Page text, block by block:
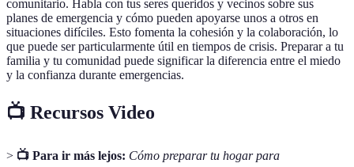
comunitario. Habla con tus seres queridos y vecinos sobre sus
planes de emergencia y cómo pueden apoyarse unos a otros en
situaciones difíciles. Esto fomenta la cohesión y la colaboración, lo
que puede ser particularmente útil en tiempos de crisis. Preparar a tu
familia y tu comunidad puede significar la diferencia entre el miedo
y la confianza durante emergencias.
📺 Recursos Video
> 📺 Para ir más lejos: Cómo preparar tu hogar para